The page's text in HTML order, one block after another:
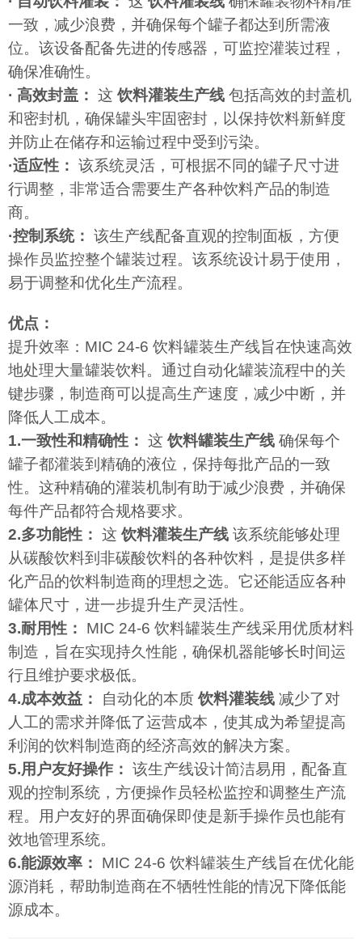
一致，减少浪费，并确保每个罐子都达到所需液
位。该设备配备先进的传感器，可监控灌装过程，
确保准确性。
· 高效封盖： 这 饮料灌装生产线 包括高效的封盖机
和密封机，确保罐头牢固密封，以保持饮料新鲜度
并防止在储存和运输过程中受到污染。
·适应性： 该系统灵活，可根据不同的罐子尺寸进
行调整，非常适合需要生产各种饮料产品的制造
商。
·控制系统： 该生产线配备直观的控制面板，方便
操作员监控整个罐装过程。该系统设计易于使用，
易于调整和优化生产流程。
优点：
提升效率：MIC 24-6 饮料罐装生产线旨在快速高效
地处理大量罐装饮料。通过自动化罐装流程中的关
键步骤，制造商可以提高生产速度，减少中断，并
降低人工成本。
1.一致性和精确性： 这 饮料罐装生产线 确保每个
罐子都灌装到精确的液位，保持每批产品的一致
性。这种精确的灌装机制有助于减少浪费，并确保
每件产品都符合规格要求。
2.多功能性： 这 饮料灌装生产线 该系统能够处理
从碳酸饮料到非碳酸饮料的各种饮料，是提供多样
化产品的饮料制造商的理想之选。它还能适应各种
罐体尺寸，进一步提升生产灵活性。
3.耐用性：
MIC 24-6 饮料罐装生产线采用优质材料
制造，旨在实现持久性能，确保机器能够长时间运
行且维护要求极低。
4.成本效益： 自动化的本质 饮料灌装线 减少了对
人工的需求并降低了运营成本，使其成为希望提高
利润的饮料制造商的经济高效的解决方案。
5.用户友好操作： 该生产线设计简洁易用，配备直
观的控制系统，方便操作员轻松监控和调整生产流
程。用户友好的界面确保即使是新手操作员也能有
效地管理系统。
6.能源效率： MIC 24-6 饮料罐装生产线旨在优化能
源消耗，帮助制造商在不牺牲性能的情况下降低能
源成本。